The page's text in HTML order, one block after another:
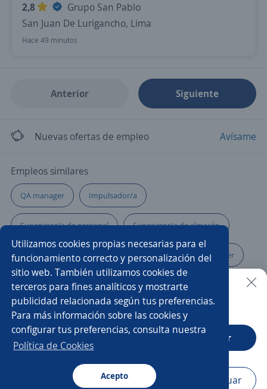
2,8
Grupo San Pablo
San Juan De Lurigancho, Lima
Hace 49 minutos
Anterior Siguiente
Nuevas ofertas de empleo Avísame
Empleos similares
QA manager Impulsador/a
Supervisor/a de personal Supervisor/a de almacén
Ejecutivo/a financiero Chef Production manager
Gerente general Comercial telecomunicaciones
Coordinador/a de operaciones Atención al cliente
Asesor/a telefónico
Ingeniero supervisor Gestor/a comercial
Buscar es más fácil en la app
CT App Abrir
Navegador Continuar
Utilizamos cookies propias necesarias para el
funcionamiento correcto y personalización del
sitio web. También utilizamos cookies de
terceros para fines analíticos y mostrarte
publicidad relacionada según tus preferencias.
Para más información sobre las cookies y
configurar tus preferencias, consulta nuestra
Política de Cookies
Acepto